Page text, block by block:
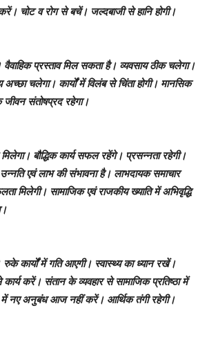
चोट व रोग से बचें। जल्दबाजी से हानि होगी।
वैवाहिक प्रस्ताव मिल सकता है। व्यवसाय ठीक चलेगा।
अच्छा चलेगा। कार्यों में विलंब से चिंता होगी। मानसिक
जीवन संतोषप्रद रहेगा।
बौद्धिक कार्य सफल रहेंगे। प्रसन्नता रहेगी।
उन्नति एवं लाभ की संभावना है। लाभदायक समाचार
मिलेगी। सामाजिक एवं राजकीय ख्याति में अभिवृद्धि
कार्यों में गति आएगी। स्वास्थ्य का ध्यान रखें।
कार्य करें। संतान के व्यवहार से सामाजिक प्रतिष्ठा में
में नए अनुबंध आज नहीं करें। आर्थिक तंगी रहेगी।